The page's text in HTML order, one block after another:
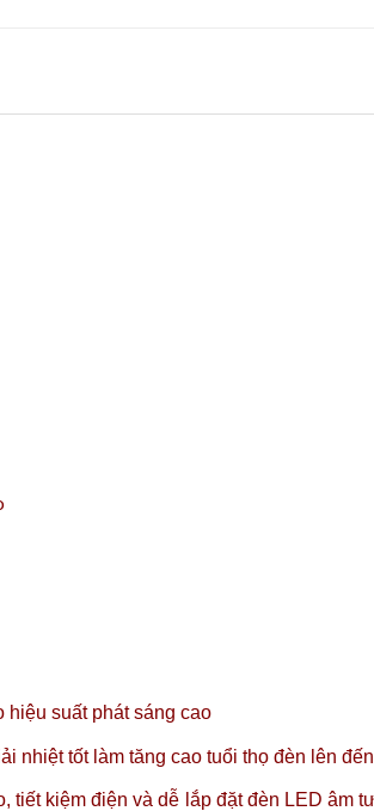
suất phát sáng cao
nhiệt tốt làm tăng cao tuổi thọ đèn lên
tiết kiệm điện và dễ lắp đặt đèn LED âm